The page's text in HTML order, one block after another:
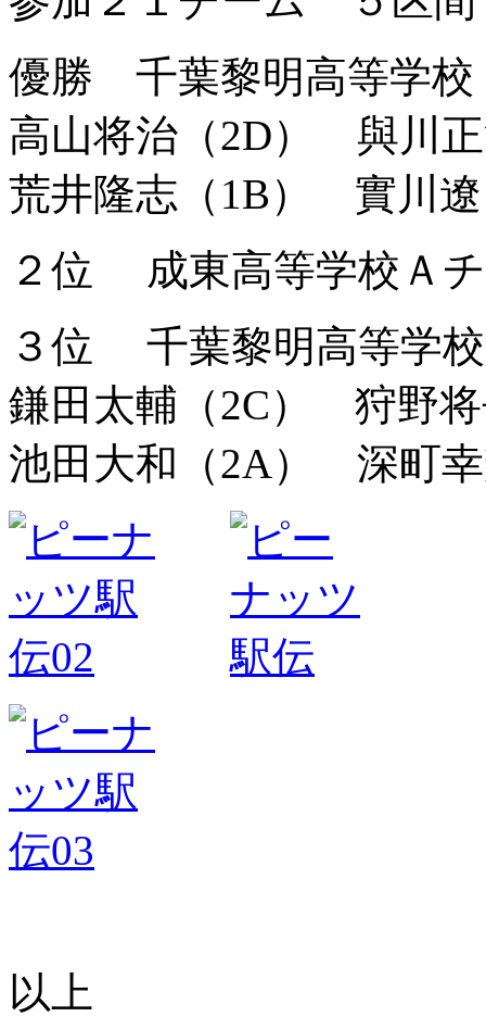
優勝 千葉黎明高等学
高山将治（2D） 與川
荒井隆志（1B） 實川遼
２位 成東高等学校Ａ
３位 千葉黎明高等学
鎌田太輔（2C） 狩野
池田大和（2A） 深町幸
以上